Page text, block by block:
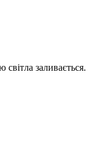
світла заливається.